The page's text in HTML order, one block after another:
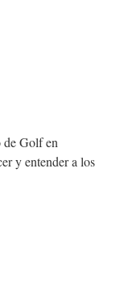
de Golf en
y entender a los